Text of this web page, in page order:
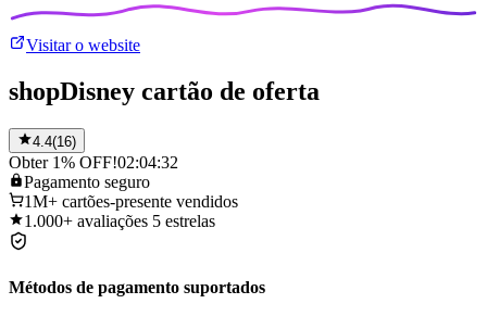
Visitar o website
shopDisney cartão de oferta
4.4(16)
Obter 1% OFF!02:04:32
Pagamento seguro
1M+ cartões-presente vendidos
1.000+ avaliações 5 estrelas
Métodos de pagamento suportados